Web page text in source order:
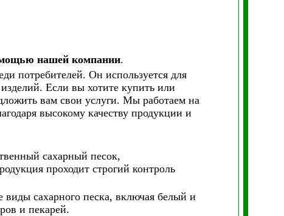
нашей компании.
потребителей. Он используется для
Если вы хотите купить или
вам свои услуги. Мы работаем на
высокому качеству продукции и
сахарный песок,
проходит строгий контроль
сахарного песка, включая белый и
и пекарей.